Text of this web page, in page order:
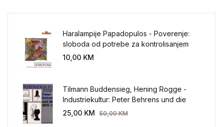
Haralampije Papadopulos - Poverenje:
sloboda od potrebe za kontrolisanjem
sveta
10,00 KM
Tilmann Buddensieg, Hening Rogge -
Industriekultur: Peter Behrens und die
AEG 1907-1914.
25,00 KM 50,00KM